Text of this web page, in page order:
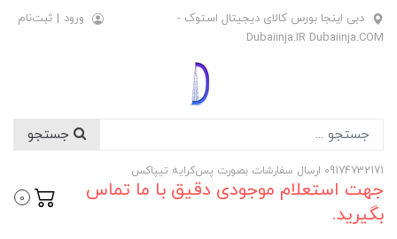
دبی اینجا بورس کالای دیجیتال استوک -
Dubaiinja.IR Dubaiinja.COM
ورود | ثبت‌نام
09174732171 ارسال سفارشات بصورت پس‌کرایه تیپاکس
جهت استعلام موجودی دقیق با ما تماس
بگیرید.
0